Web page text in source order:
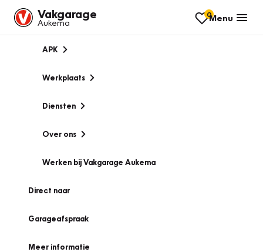
Vakgarage
Aukema
0Menu
APK
Werkplaats
Diensten
Over ons
Werken bij Vakgarage Aukema
Direct naar
Garageafspraak
Meer informatie